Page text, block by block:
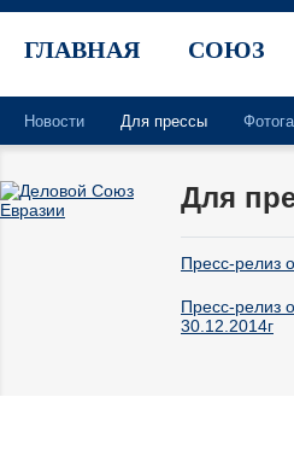
ГЛАВНАЯ СОЮЗ
Новости Для прессы
Для
Пресс-релиз
Пресс-релиз
30.12.2014г